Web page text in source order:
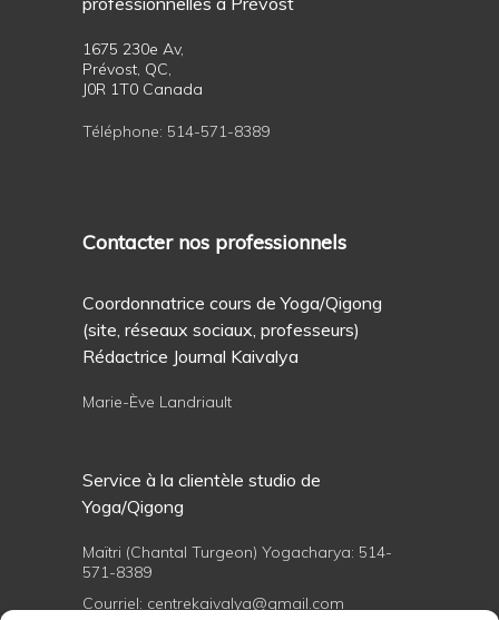
1675 230e Av,
Prévost, QC,
J0R 1T0 Canada
Téléphone: 514-571-8389
Contacter nos professionnels
Coordonnatrice cours de Yoga/Qigong
(site, réseaux sociaux, professeurs)
Rédactrice Journal Kaivalya
Marie-Ève Landriault
Service à la clientèle studio de
Yoga/Qigong
Maïtri (Chantal Turgeon) Yogacharya: 514-
571-8389
Courriel: centrekaivalya@gmail.com